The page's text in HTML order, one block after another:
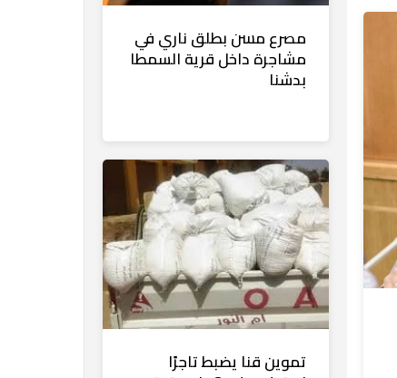
مصرع مسن بطلق ناري في
مشاجرة داخل قرية السمطا
بدشنا
تموين قنا يضبط تاجرًا